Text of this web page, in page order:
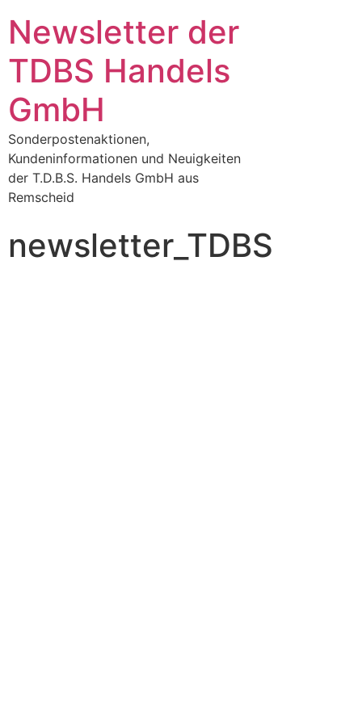
Newsletter der
TDBS Handels
GmbH
Sonderpostenaktionen,
Kundeninformationen und Neuigkeiten
der T.D.B.S. Handels GmbH aus
Remscheid
newsletter_TDBS